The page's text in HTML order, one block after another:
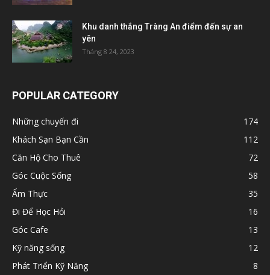
Khu danh thắng Tràng An điểm đến sự an
yên
Tháng 8 24, 2023
POPULAR CATEGORY
Những chuyến đi
174
Khách Sạn Bạn Cần
112
Căn Hộ Cho Thuê
72
Góc Cuộc Sống
58
Ẩm Thực
35
Đi Để Học Hỏi
16
Góc Cafe
13
Kỹ năng sống
12
Phát Triển Kỹ Năng
8